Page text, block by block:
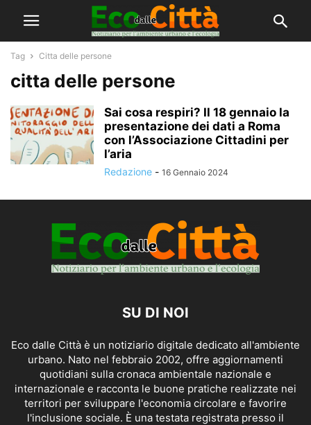
Tag Citta delle persone
citta delle persone
Sai cosa respiri? Il 18 gennaio la
presentazione dei dati a Roma
con l’Associazione Cittadini per
l’aria
Redazione - 16 Gennaio 2024
SU DI NOI
Eco dalle Città è un notiziario digitale dedicato all'ambiente
urbano. Nato nel febbraio 2002, offre aggiornamenti
quotidiani sulla cronaca ambientale nazionale e
internazionale e racconta le buone pratiche realizzate nei
territori per sviluppare l'economia circolare e favorire
l'inclusione sociale. È una testata registrata presso il